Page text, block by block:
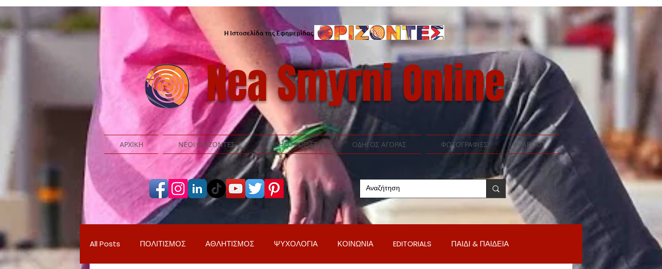
Η Ιστοσελίδα της Εφημερίδας
Nea Smyrni Online
ΑΡΧΙΚΗ ΝΕΟΙ ΟΡΙΖΟΝΤΕΣ ΠΛΗΡΟΦΟΡΙΕΣ ΟΔΗΓΟΣ ΑΓΟΡΑΣ ΦΩΤΟΓΡΑΦΙΕΣ ABOUT
All Posts ΠΟΛΙΤΙΣΜΟΣ ΑΘΛΗΤΙΣΜΟΣ ΨΥΧΟΛΟΓΙΑ ΚΟΙΝΩΝΙΑ EDITORIALS ΠΑΙΔΙ & ΠΑΙΔΕΙΑ